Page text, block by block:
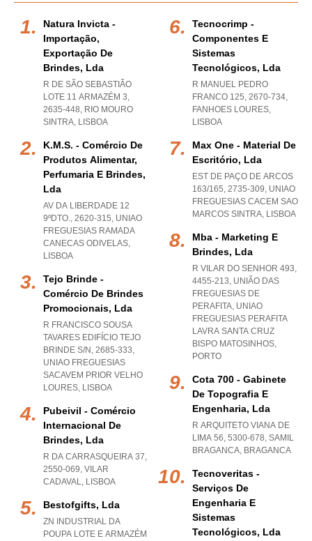
Natura Invicta -
Importação,
Exportação De
Brindes, Lda
R DE SÃO SEBASTIÃO
LOTE 11 ARMAZÉM 3,
2635-448, RIO MOURO
SINTRA, LISBOA
K.m.s. - Comércio De
Produtos Alimentar,
Perfumaria E Brindes,
Lda
AV DA LIBERDADE 12
9ºDTO., 2620-315, UNIAO
FREGUESIAS RAMADA
CANECAS ODIVELAS,
LISBOA
Tejo Brinde -
Comércio De Brindes
Promocionais, Lda
R FRANCISCO SOUSA
TAVARES EDIFÍCIO TEJO
BRINDE S/N, 2685-333,
UNIAO FREGUESIAS
SACAVEM PRIOR VELHO
LOURES, LISBOA
Pubeivil - Comércio
Internacional De
Brindes, Lda
R DA CARRASQUEIRA 37,
2550-069, VILAR
CADAVAL, LISBOA
Bestofgifts, Lda
ZN INDUSTRIAL DA
POUPA LOTE E ARMAZÉM
Tecnocrimp -
Componentes E
Sistemas
Tecnológicos, Lda
R MANUEL PEDRO
FRANCO 125, 2670-734,
FANHOES LOURES,
LISBOA
Max One - Material De
Escritório, Lda
EST DE PAÇO DE ARCOS
163/165, 2735-309, UNIAO
FREGUESIAS CACEM SAO
MARCOS SINTRA, LISBOA
Mba - Marketing E
Brindes, Lda
R VILAR DO SENHOR 493,
4455-213, UNIÃO DAS
FREGUESIAS DE
PERAFITA, UNIAO
FREGUESIAS PERAFITA
LAVRA SANTA CRUZ
BISPO MATOSINHOS,
PORTO
Cota 700 - Gabinete
De Topografia E
Engenharia, Lda
R ARQUITETO VIANA DE
LIMA 56, 5300-678, SAMIL
BRAGANCA, BRAGANCA
Tecnoveritas -
Serviços De
Engenharia E
Sistemas
Tecnológicos, Lda